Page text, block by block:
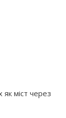
міст через